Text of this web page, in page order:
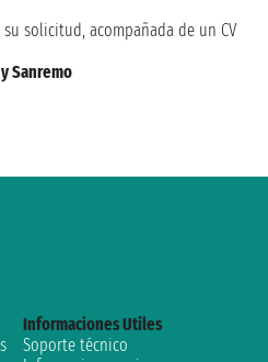
solicitud, acompañada de un CV
y Sanremo
Informaciones Utiles
Soporte técnico